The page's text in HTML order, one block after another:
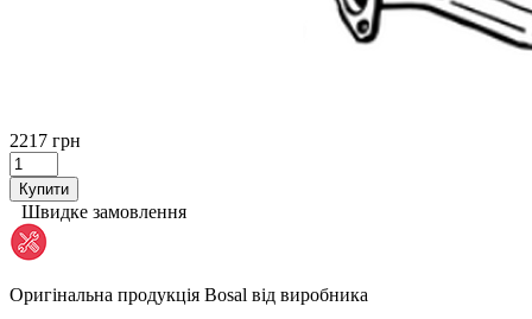
2217 грн
Купити
Швидке замовлення
Оригінальна продукція Bosal від виробника